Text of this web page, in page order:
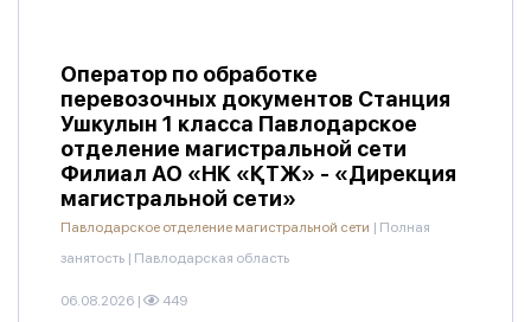
Оператор по обработке
перевозочных документов Станция
Ушкулын 1 класса Павлодарское
отделение магистральной сети
Филиал АО «НК «ҚТЖ» - «Дирекция
магистральной сети»
Павлодарское отделение магистральной сети | Полная
занятость | Павлодарская область
06.08.2026 | 449